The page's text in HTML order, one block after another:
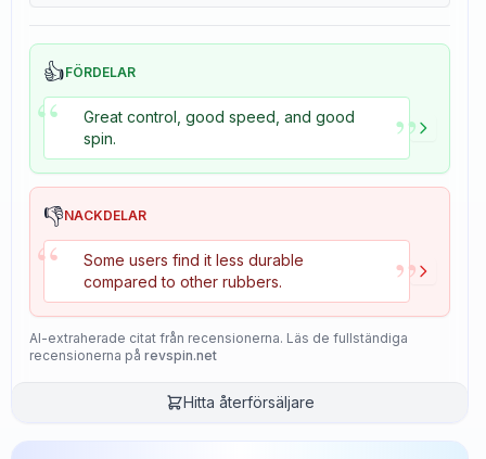
👍FÖRDELAR
“
Great control, good speed, and good
spin.
”
👎NACKDELAR
“
Some users find it less durable
compared to other rubbers.
”
AI-extraherade citat från recensionerna. Läs de fullständiga
recensionerna på revspin.net
Hitta återförsäljare